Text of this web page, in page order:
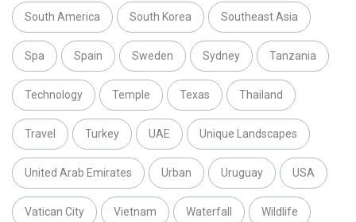
South America South Korea Southeast Asia
Spa Spain Sweden Sydney Tanzania
Technology Temple Texas Thailand
Travel Turkey UAE Unique Landscapes
United Arab Emirates Urban Uruguay USA
Vatican City Vietnam Waterfall Wildlife